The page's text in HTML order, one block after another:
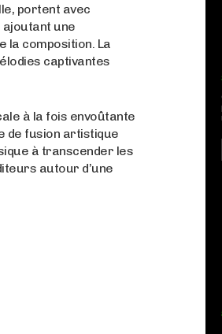
portent avec
ajoutant une
la composition. La
captivantes
à la fois envoûtante
de fusion artistique
à transcender les
autour d’une